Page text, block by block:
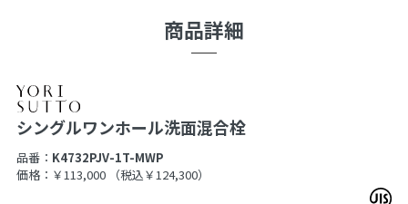
商品詳細
シングルワンホール洗面混合栓
品番： K4732PJV-1T-MWP
価格：￥113,000
（税込￥124,300）